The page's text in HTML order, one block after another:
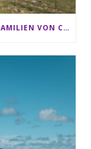
FRIBOURG: 7 TOLLE AUSFLÜGE FÜR FAMILIEN VON CHARMEY BIS LES PACCOTS